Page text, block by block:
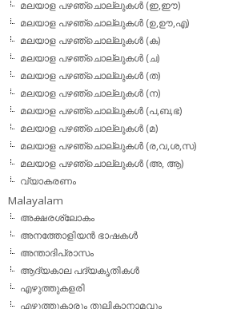
മലയാള പഴഞ്ചൊല്ലുകള്‍ (ഇ,ഈ)
മലയാള പഴഞ്ചൊല്ലുകള്‍ (ഉ,ഊ,എ)
മലയാള പഴഞ്ചൊല്ലുകള്‍ (ക)
മലയാള പഴഞ്ചൊല്ലുകള്‍ (ച)
മലയാള പഴഞ്ചൊല്ലുകള്‍ (ത)
മലയാള പഴഞ്ചൊല്ലുകള്‍ (ന)
മലയാള പഴഞ്ചൊല്ലുകള്‍ (പ,ബ,ഭ)
മലയാള പഴഞ്ചൊല്ലുകള്‍ (മ)
മലയാള പഴഞ്ചൊല്ലുകള്‍ (ര,വ,ശ,സ)
മലയാള പഴഞ്ചൊല്ലുകൾ (അ, ആ)
വ്യാകരണം
Malayalam
അക്ഷരശ്ലോകം
അനത്തോളിയന്‍ ഭാഷകള്‍
അന്താദിപ്രാസം
ആദ്യകാല പദ്യകൃതികള്‍
എഴുത്തുകളരി
എഴുത്തുകാരും തൂലികാനാമവും